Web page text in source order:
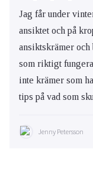
Jag får under
ansiktet och på
ansiktskrämer
som riktigt
inte krämer som
tips på vad som
Jenny Petersson